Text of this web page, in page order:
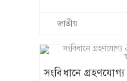
জাতীয়
সংবিধানে